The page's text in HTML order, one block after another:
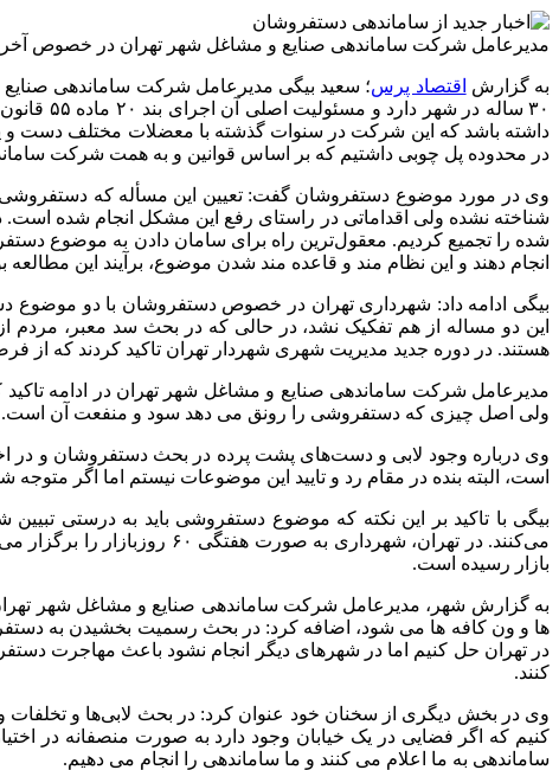
مدیرعامل شرکت ساماندهی صنایع و مشاغل شهر تهران در خصوص
به گزارش اقتصاد پرس؛ سعید بیگی مدیرعامل شرکت ساماندهی
۳۰
داشته باشد که این شرکت در سنوات گذشته با معضلات مختلف دست و
در محدوده پل چوبی داشتیم که بر اساس قوانین و به همت شرکت
وی در مورد موضوع دستفروشان گفت: تعیین این مسأله که
شناخته نشده ولی اقداماتی در راستای رفع این مشکل انجام شده است.
شده را تجمیع کردیم. معقول‌ترین راه برای سامان دادن به موضوع
انجام دهند و این نظام مند و قاعده مند شدن موضوع، برآیند این
بیگی ادامه داد: شهرداری تهران در خصوص دستفروشان با دو
این دو مساله از هم تفکیک نشد، در حالی که در بحث سد معبر، مردم
هستند. در دوره جدید مدیریت شهری شهردار تهران تاکید کردند که
مدیرعامل شرکت ساماندهی صنایع و مشاغل شهر تهران در ادامه
ولی اصل چیزی که دستفروشی را رونق می دهد سود و منفعت آن است.
وی درباره وجود لابی و دست‌های پشت پرده در بحث دستفروشان و در
است، البته بنده در مقام رد و تایید این موضوعات نیستم اما اگر
بیگی با تاکید بر این نکته که موضوع دستفروشی باید به درستی
بازار رسیده است.
به گزارش شهر، مدیرعامل شرکت ساماندهی صنایع و مشاغل شهر
ها و ون کافه ها می شود، اضافه کرد: در بحث رسمیت بخشیدن به
در تهران حل کنیم اما در شهرهای دیگر انجام نشود باعث مهاجرت
کنند.
وی در بخش دیگری از سخنان خود عنوان کرد: در بحث لابی‌ها و
کنیم که اگر فضایی در یک خیابان وجود دارد به صورت منصفانه در
ساماندهی به ما اعلام می کنند و ما ساماندهی را انجام می دهیم.